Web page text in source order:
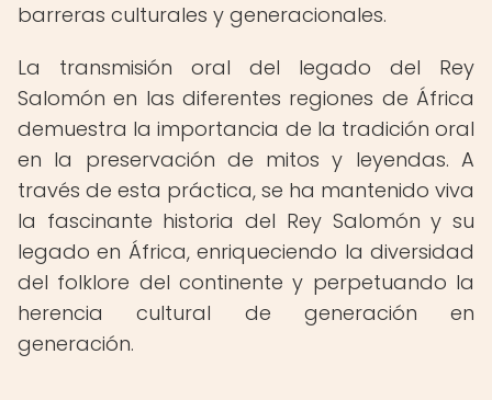
barreras culturales y generacionales.
La transmisión oral del legado del Rey
Salomón en las diferentes regiones de África
demuestra la importancia de la tradición oral
en la preservación de mitos y leyendas. A
través de esta práctica, se ha mantenido viva
la fascinante historia del Rey Salomón y su
legado en África, enriqueciendo la diversidad
del folklore del continente y perpetuando la
herencia cultural de generación en
generación.